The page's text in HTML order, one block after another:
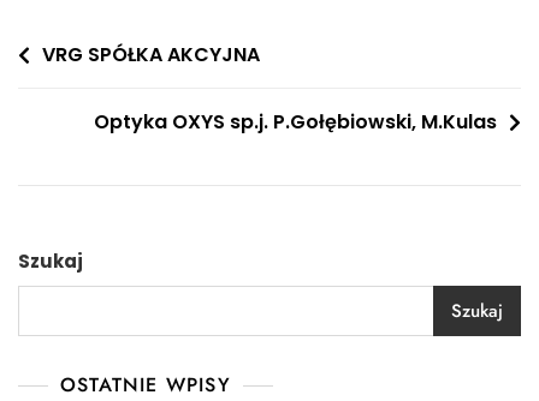
Nawigacja
VRG SPÓŁKA AKCYJNA
Optyka OXYS sp.j. P.Gołębiowski, M.Kulas
Szukaj
Szukaj
OSTATNIE WPISY